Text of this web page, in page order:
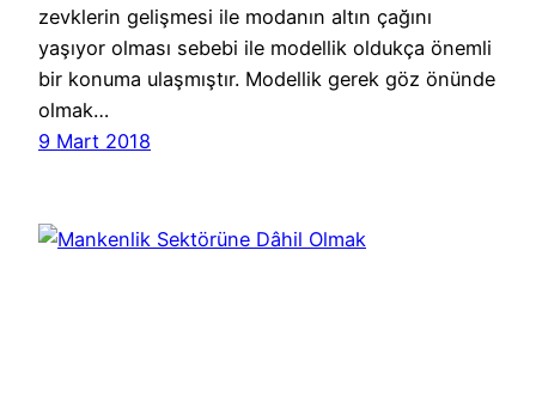
zevklerin gelişmesi ile modanın altın çağını
yaşıyor olması sebebi ile modellik oldukça önemli
bir konuma ulaşmıştır. Modellik gerek göz önünde
olmak…
9 Mart 2018